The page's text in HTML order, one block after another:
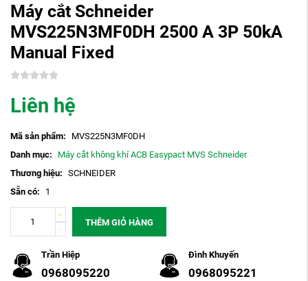
Máy cắt Schneider
MVS225N3MF0DH 2500 A 3P 50kA
Manual Fixed
Liên hệ
Mã sản phẩm:
MVS225N3MF0DH
Danh mục:
Máy cắt không khí ACB Easypact MVS Schneider
Thương hiệu: SCHNEIDER
Sẵn có:
1
THÊM GIỎ HÀNG
Trần Hiệp
0968095220
Đình Khuyến
0968095221